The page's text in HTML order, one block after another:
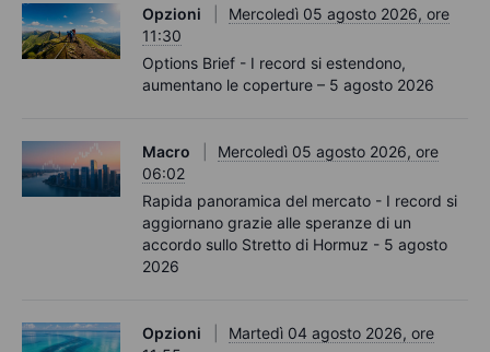
Opzioni
Mercoledì 05 agosto 2026, ore
11:30
Options Brief - I record si estendono,
aumentano le coperture – 5 agosto 2026
Macro
Mercoledì 05 agosto 2026, ore
06:02
Rapida panoramica del mercato - I record si
aggiornano grazie alle speranze di un
accordo sullo Stretto di Hormuz - 5 agosto
2026
Opzioni
Martedì 04 agosto 2026, ore